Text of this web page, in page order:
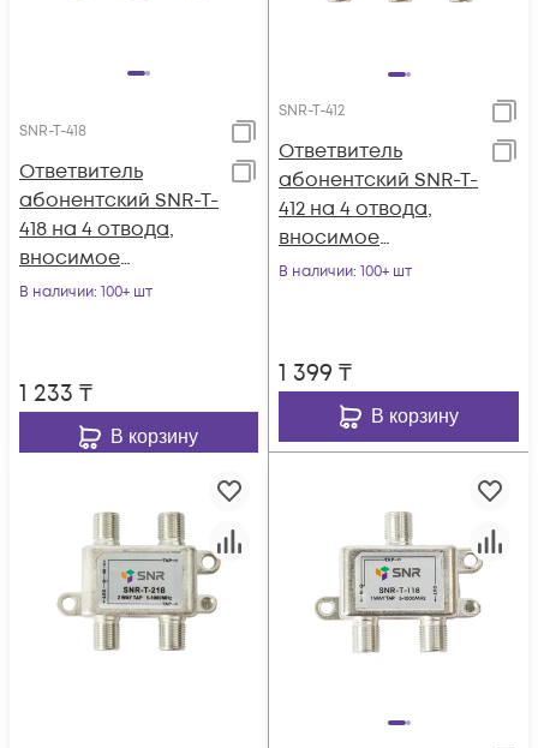
SNR-T-418
Ответвитель
абонентский SNR-T-
418 на 4 отвода,
вносимое
затухание IN-TAP
В наличии: 100+ шт
1 233 ₸
В корзину
SNR-T-412
Ответвитель
абонентский SNR-T-
412 на 4 отвода,
вносимое
затухание IN-TAP
В наличии: 100+ шт
1 399 ₸
В корзину